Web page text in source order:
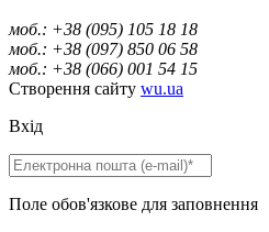
моб.: +38 (095) 105 18 18
моб.: +38 (097) 850 06 58
моб.: +38 (066) 001 54 15
Створення сайту wu.ua
Вхід
Поле обов'язкове для заповнення